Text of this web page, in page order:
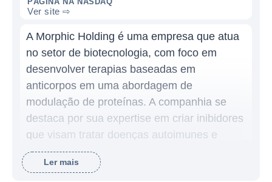
Ver site ⇨
A Morphic Holding é uma empresa que atua
no setor de biotecnologia, com foco em
desenvolver terapias baseadas em
anticorpos em uma abordagem de
modulação de proteínas. A companhia se
destaca por sua expertise em criar inibidores
que visam tratar doenças autoimunes e
inflamatórias, utilizando sua plataforma de
tecnologia para gerar moléculas que
Ler mais